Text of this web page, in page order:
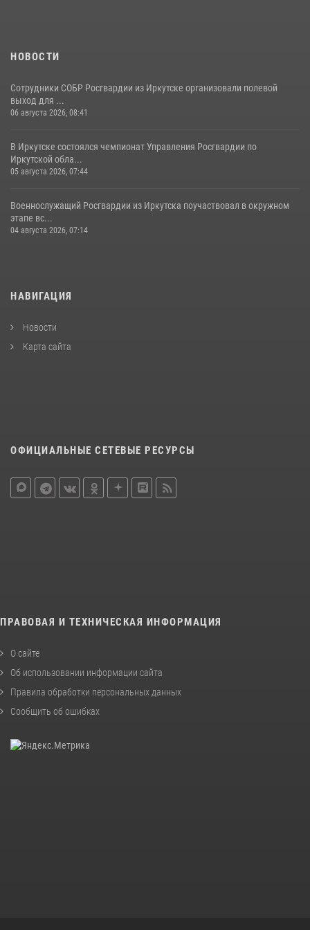
НОВОСТИ
Сотрудники СОБР Росгвардии из Иркутске организовали полевой
выход для ...
06 августа 2026, 08:41
В Иркутске состоялся чемпионат Управления Росгвардии по
Иркутской обла...
05 августа 2026, 07:44
Военнослужащий Росгвардии из Иркутска поучаствовал в окружном
этапе вс...
04 августа 2026, 07:14
НАВИГАЦИЯ
Новости
Карта сайта
ОФИЦИАЛЬНЫЕ СЕТЕВЫЕ РЕСУРСЫ
ПРАВОВАЯ И ТЕХНИЧЕСКАЯ ИНФОРМАЦИЯ
О сайте
Об использовании информации сайта
Правила обработки персональных данных
Сообщить об ошибках